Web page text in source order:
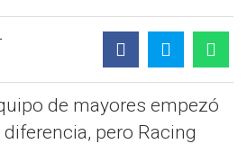
de mayores empezó
pero Racing